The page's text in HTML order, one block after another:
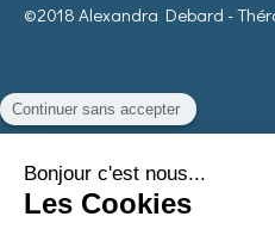
©2018 Alexandra Debard -
La Sophrologie ne se substitue pas à
médical d’aucune sorte.
Mais de nombreux médecins la